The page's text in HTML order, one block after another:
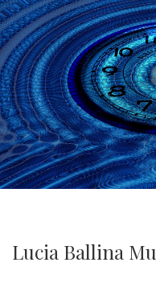
Lucia Ballina